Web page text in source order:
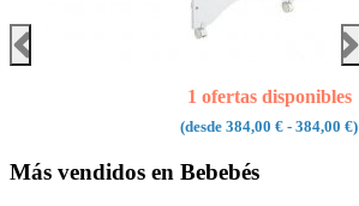
1 ofertas disponibles
(desde 384,00 € - 384,00 €)
Más vendidos en Bebebés